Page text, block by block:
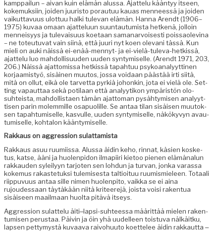
kamp­pailun – aivan kuin elämän alus­sa. Ajat­telu kään­tyy itseen,
koke­muk­si­in, joiden juuris­to porautuu kauas men­neessä ja joiden
vaikut­tavu­us ulot­tuu hal­ki tule­van elämän. Han­na Arendt (1906–
1975) kuvaa omaan ajat­telu­un suun­tau­tu­mista het­kenä, jol­loin
men­neisyys ja tule­vaisu­us koetaan sama­nar­vois­es­ti pois­saolev­ina
– ne toteu­tu­vat vain siinä, että juuri nyt koen ole­vani tässä. Kun
mieli on auki näis­sä ei-enää-men­nyt- ja ei-vielä-tule­va-het­kissä,
ajat­telu luo mah­dol­lisu­u­den uuden syn­tymiselle. (Arendt 1971, 203,
206.) Näis­sä ajat­tomis­sa het­kissä tapah­tuu psyko­ana­lyyt­ti­nen
kor­jaamistyö, sisäi­nen muu­tos, jos­sa voidaan päästää irti siitä,
mitä on ollut, eikä ole tarvet­ta pyrk­iä johonkin, jota ei vielä ole. Set­
ting vapaut­taa sekä poti­laan että ana­lyytikon ympäristön olo­
suhteista, mah­dol­lis­taen tämän ajat­toman pysähtymisen ana­lyyt­
tisen parin molem­mille osa­puo­lille. Se antaa tilan sisäisen muu­tok­
sen tapah­tu­miselle, kasvulle, uuden syn­tymiselle, näkökyvyn avau­
tu­miselle, kohtalon kääntymiselle.
Rakkaus on aggres­sion sulattamista
Rakkaus asuu ruumi­is­sa. Alus­sa äidin keho, rin­nat, käsien kos­ke­
tus, katse, ääni ja huolen­pidon ilmapi­iri kietoo pienen elämä­nalun
rakkau­den syleilyyn tar­joten sen lohdun ja tur­van, jon­ka varas­sa
koke­mus rakaste­tuk­si tulemis­es­ta tal­tioituu ruumis­mieleen. Totaali
riip­pu­vu­us antaa sille nimen huolen­pito, vaik­ka se ei aina
rujoudessaan täytäkään niitä kri­teere­jä, joista voisi rak­en­tua
sisäiseen maail­maan huol­ta pitävä itseys.
Aggres­sion sulat­telu äiti‒lap­si-suh­teessa määrit­tää mie­len rak­en­
tu­misen perus­taa. Päivin ja öin yhä uudelleen tois­tu­va nälkäitku,
lapsen pet­tymys­tä kuvaa­va raivo­hu­u­to koet­telee äidin rakkaut­ta ‒